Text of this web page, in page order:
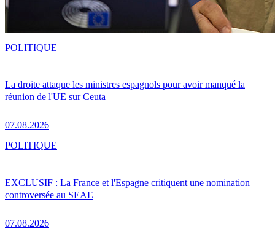
La droite attaque les ministres espagnols pour avoir manqué la
réunion de l'UE sur Ceuta
07.08.2026
POLITIQUE
EXCLUSIF : La France et l'Espagne critiquent une nomination
controversée au SEAE
07.08.2026
POLITIQUE